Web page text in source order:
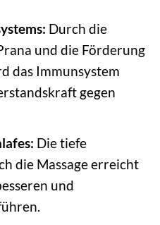
Durch die
und die Förderung
das Immunsystem
gegen
Die tiefe
die Massage erreicht
und